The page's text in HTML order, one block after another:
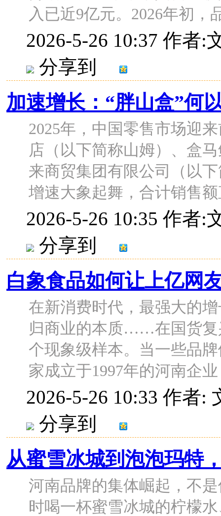
入已近9亿元。2026年初，
2026-5-26 10:37 作者:
分享到
加速增长：“胖山盒”何
2025年，中国零售市场迎
店（以下简称山姆）、盒
来商贸集团有限公司（以
增速大象起舞，合计销售额
2026-5-26 10:35 作者:
分享到
白象食品如何让上亿网
在新消费时代，最强大的
归商业的本质……在国货复
个现象级样本。当一些品
家成立于1997年的河南企
2026-5-26 10:33 作者:
分享到
从蜜雪冰城到泡泡玛特
河南品牌的集体崛起，不
时喝一杯蜜雪冰城的柠檬